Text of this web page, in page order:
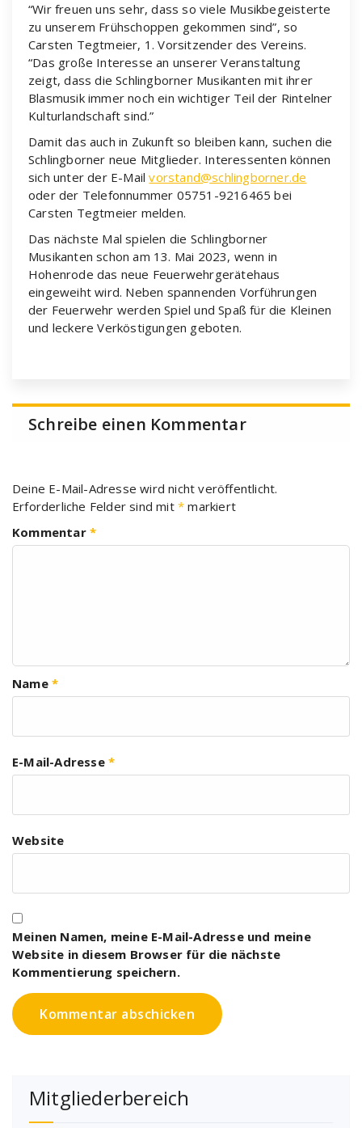
“Wir freuen uns sehr, dass so viele Musikbegeisterte
zu unserem Frühschoppen gekommen sind”, so
Carsten Tegtmeier, 1. Vorsitzender des Vereins.
“Das große Interesse an unserer Veranstaltung
zeigt, dass die Schlingborner Musikanten mit ihrer
Blasmusik immer noch ein wichtiger Teil der Rintelner
Kulturlandschaft sind.”
Damit das auch in Zukunft so bleiben kann, suchen die
Schlingborner neue Mitglieder. Interessenten können
sich unter der E-Mailvorstand@schlingborner.de
oder der Telefonnummer 05751-9216465 bei
Carsten Tegtmeier melden.
Das nächste Mal spielen die Schlingborner
Musikanten schon am 13. Mai 2023, wenn in
Hohenrode das neue Feuerwehrgerätehaus
eingeweiht wird. Neben spannenden Vorführungen
der Feuerwehr werden Spiel und Spaß für die Kleinen
und leckere Verköstigungen geboten.
Schreibe einen Kommentar
Deine E-Mail-Adresse wird nicht veröffentlicht.
Erforderliche Felder sind mit * markiert
Kommentar *
Name *
E-Mail-Adresse *
Website
Meinen Namen, meine E-Mail-Adresse und meine
Website in diesem Browser für die nächste
Kommentierung speichern.
Mitgliederbereich